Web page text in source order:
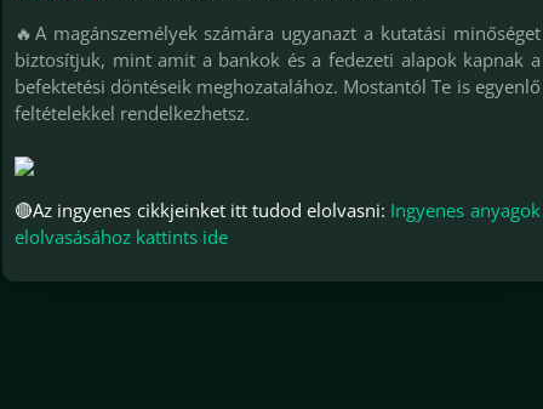
🔥A magánszemélyek számára ugyanazt a kutatási minőséget
biztosítjuk, mint amit a bankok és a fedezeti alapok kapnak a
befektetési döntéseik meghozatalához. Mostantól Te is egyenlő
feltételekkel rendelkezhetsz.
🔴Az ingyenes cikkjeinket itt tudod elolvasni: Ingyenes anyagok
elolvasásához kattints ide